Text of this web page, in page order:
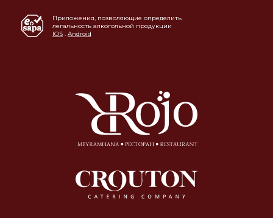
Приложения, позволяющие определить
легальность алкогольной продукции
IOS . Android